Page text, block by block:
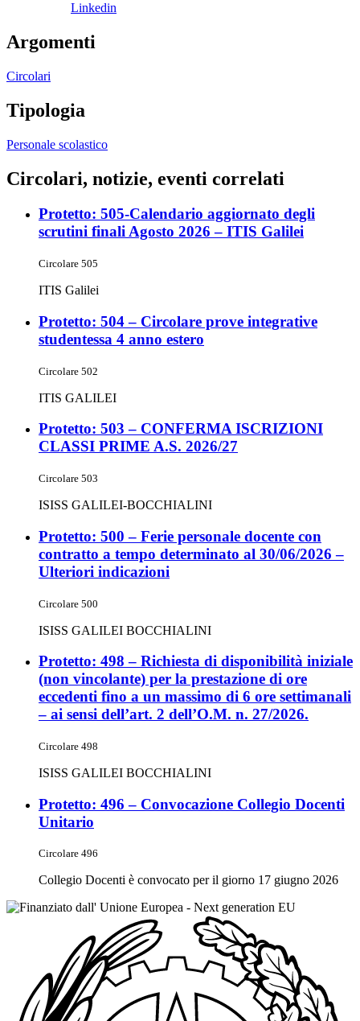
Linkedin
Argomenti
Circolari
Tipologia
Personale scolastico
Circolari, notizie, eventi correlati
Protetto: 505-Calendario aggiornato degli
scrutini finali Agosto 2026 – ITIS Galilei
Circolare 505
ITIS Galilei
Protetto: 504 – Circolare prove integrative
studentessa 4 anno estero
Circolare 502
ITIS GALILEI
Protetto: 503 – CONFERMA ISCRIZIONI
CLASSI PRIME A.S. 2026/27
Circolare 503
ISISS GALILEI-BOCCHIALINI
Protetto: 500 – Ferie personale docente con
contratto a tempo determinato al 30/06/2026 –
Ulteriori indicazioni
Circolare 500
ISISS GALILEI BOCCHIALINI
Protetto: 498 – Richiesta di disponibilità iniziale
(non vincolante) per la prestazione di ore
eccedenti fino a un massimo di 6 ore settimanali
– ai sensi dell’art. 2 dell’O.M. n. 27/2026.
Circolare 498
ISISS GALILEI BOCCHIALINI
Protetto: 496 – Convocazione Collegio Docenti
Unitario
Circolare 496
Collegio Docenti è convocato per il giorno 17 giugno 2026